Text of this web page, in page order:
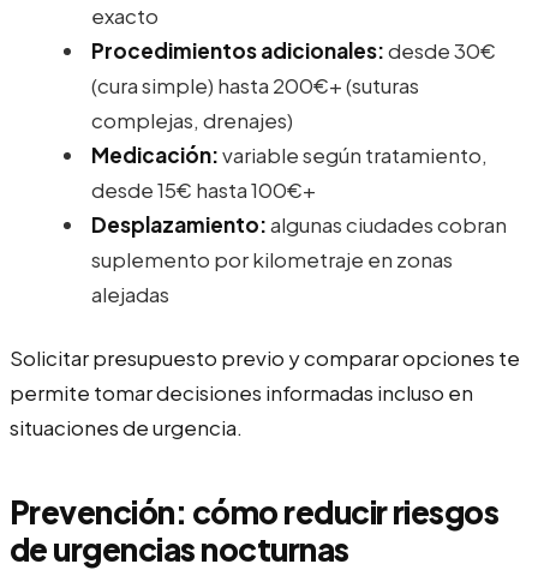
exacto
Procedimientos adicionales:desde 30€
(cura simple) hasta 200€+ (suturas
complejas, drenajes)
Medicación:variable según tratamiento,
desde 15€ hasta 100€+
Desplazamiento:algunas ciudades cobran
suplemento por kilometraje en zonas
alejadas
Solicitar presupuesto previo y comparar opciones te
permite tomar decisiones informadas incluso en
situaciones de urgencia.
Prevención: cómo reducir riesgos
de urgencias nocturnas